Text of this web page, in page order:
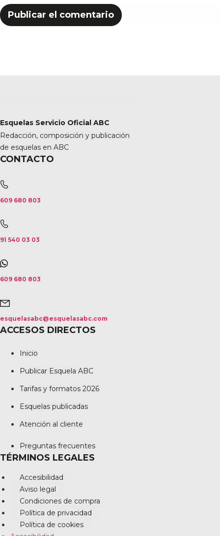
Esquelas Servicio Oficial ABC
Redacción, composición y publicación
de esquelas en ABC
CONTACTO
609 680 803
91 540 03 03
609 680 803
esquelasabc@esquelasabc.com
ACCESOS DIRECTOS
Inicio
Publicar Esquela ABC
Tarifas y formatos 2026
Esquelas publicadas
Atención al cliente
Preguntas frecuentes
TÉRMINOS LEGALES
Accesibilidad
Aviso legal
Condiciones de compra
Política de privacidad
Política de cookies